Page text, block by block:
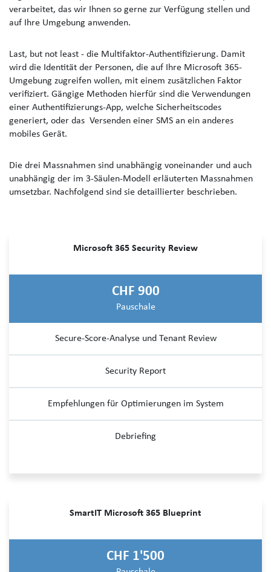
verarbeitet, das wir Ihnen so gerne zur Verfügung stellen und
auf Ihre Umgebung anwenden.
Last, but not least - die Multifaktor-Authentifizierung. Damit
wird die Identität der Personen, die auf Ihre Microsoft 365-
Umgebung zugreifen wollen, mit einem zusätzlichen Faktor
verifiziert. Gängige Methoden hierfür sind die Verwendungen
einer Authentifizierungs-App, welche Sicherheitscodes
generiert, oder das Versenden einer SMS an ein anderes
mobiles Gerät.
Die drei Massnahmen sind unabhängig voneinander und auch
unabhängig der im 3-Säulen-Modell erläuterten Massnahmen
umsetzbar. Nachfolgend sind sie detaillierter beschrieben.
Microsoft 365 Security Review
CHF 900
Pauschale
Secure-Score-Analyse und Tenant Review
Security Report
Empfehlungen für Optimierungen im System
Debriefing
SmartIT Microsoft 365 Blueprint
CHF 1'500